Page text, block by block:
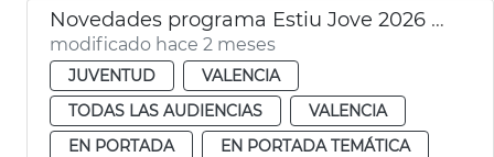
Novedades programa Estiu Jove 2026 València
modificado hace 2 meses
JUVENTUD
VALENCIA
TODAS LAS AUDIENCIAS
VALENCIA
EN PORTADA
EN PORTADA TEMÁTICA